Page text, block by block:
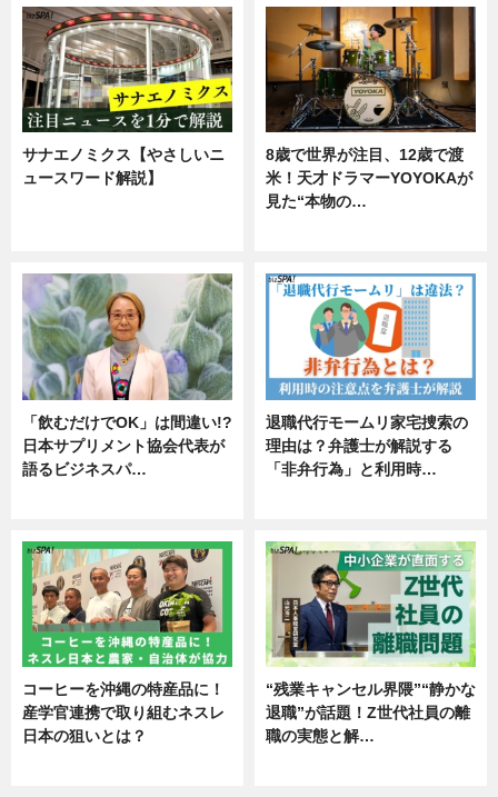
サナエノミクス【やさしいニ
ュースワード解説】
8歳で世界が注目、12歳で渡
米！天才ドラマーYOYOKAが
見た“本物の…
「飲むだけでOK」は間違い!?
日本サプリメント協会代表が
語るビジネスパ…
退職代行モームリ家宅捜索の
理由は？弁護士が解説する
「非弁行為」と利用時…
コーヒーを沖縄の特産品に！
産学官連携で取り組むネスレ
日本の狙いとは？
“残業キャンセル界隈”“静かな
退職”が話題！Z世代社員の離
職の実態と解…